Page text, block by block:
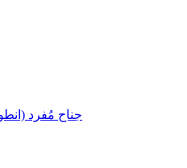
جناح مُفرد